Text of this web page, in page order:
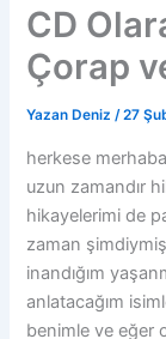
CD
Çorap
Yazan Deniz/27
herkese
uzun zamandır
hikayelerimi de
zaman
inandığım
anlatacağım
benimle ve eğer